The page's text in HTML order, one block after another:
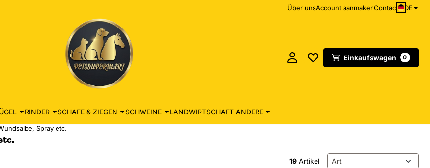
Über unsAccount aanmakenContact DE
Einkaufswagen 0
RINDER SCHAFE & ZIEGEN SCHWEINE LANDWIRTSCHAFT ANDERE
Spray etc.
19Artikel Sortiermethode